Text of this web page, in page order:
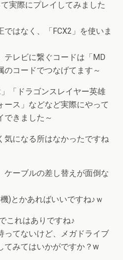
実際にプレイしてみました
はなく、「FCX2」を使いま
テレビに繋ぐコードは「MD
のコードでつなげてます～
「ドラゴンスレイヤー英雄
ース」などなど実際にやって
できました～
気になる所はなかったですね
ケーブルの差し替えが面倒な
)とかあればいいですね♪ｗ
これはありですね♪
ってないけど、メガドライブ
てみてはいかがですか？w